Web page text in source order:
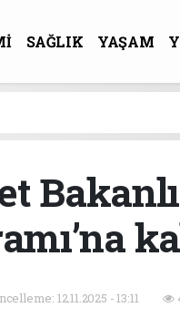
SAĞLIK YAŞAM
12.11.2025 - 13:11